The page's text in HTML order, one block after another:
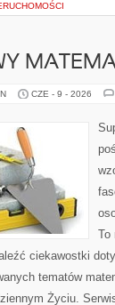
CZE - 9 - 2026
To
ciekawostki
tematów
Życiu.